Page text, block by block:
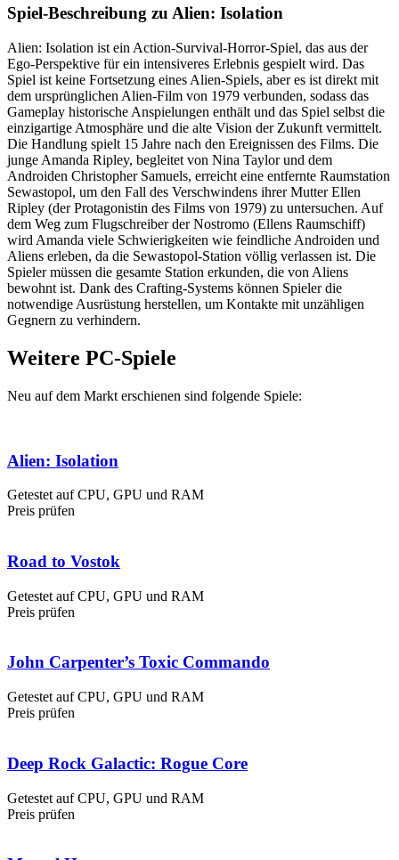
Spiel-Beschreibung zu Alien: Isolation
Alien: Isolation ist ein Action-Survival-Horror-Spiel, das aus der
Ego-Perspektive für ein intensiveres Erlebnis gespielt wird. Das
Spiel ist keine Fortsetzung eines Alien-Spiels, aber es ist direkt mit
dem ursprünglichen Alien-Film von 1979 verbunden, sodass das
Gameplay historische Anspielungen enthält und das Spiel selbst die
einzigartige Atmosphäre und die alte Vision der Zukunft vermittelt.
Die Handlung spielt 15 Jahre nach den Ereignissen des Films. Die
junge Amanda Ripley, begleitet von Nina Taylor und dem
Androiden Christopher Samuels, erreicht eine entfernte Raumstation
Sewastopol, um den Fall des Verschwindens ihrer Mutter Ellen
Ripley (der Protagonistin des Films von 1979) zu untersuchen. Auf
dem Weg zum Flugschreiber der Nostromo (Ellens Raumschiff)
wird Amanda viele Schwierigkeiten wie feindliche Androiden und
Aliens erleben, da die Sewastopol-Station völlig verlassen ist. Die
Spieler müssen die gesamte Station erkunden, die von Aliens
bewohnt ist. Dank des Crafting-Systems können Spieler die
notwendige Ausrüstung herstellen, um Kontakte mit unzähligen
Gegnern zu verhindern.
Weitere PC-Spiele
Neu auf dem Markt erschienen sind folgende Spiele:
Alien: Isolation
Getestet auf CPU, GPU und RAM
Preis prüfen
Road to Vostok
Getestet auf CPU, GPU und RAM
Preis prüfen
John Carpenter’s Toxic Commando
Getestet auf CPU, GPU und RAM
Preis prüfen
Deep Rock Galactic: Rogue Core
Getestet auf CPU, GPU und RAM
Preis prüfen